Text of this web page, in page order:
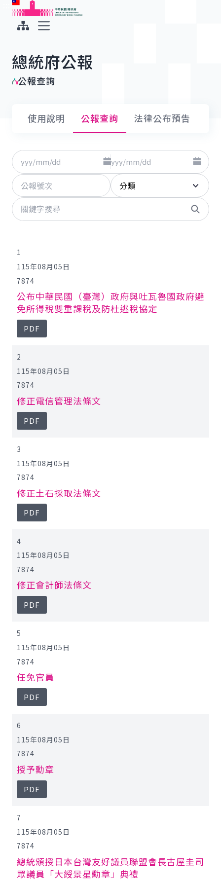
跳到主要內容
中華民國總統府
總統府公報
公報查詢
使用說明 公報查詢 法律公布預告
日期
點擊選擇日期起日
至
點擊選
公報號次
分類
關鍵字
搜尋
1
115年08月05日
7874
公布中華民國（臺灣）政府與吐瓦魯國政府避
免所得稅雙重課稅及防杜逃稅協定
PDF
2
115年08月05日
7874
修正電信管理法條文
PDF
3
115年08月05日
7874
修正土石採取法條文
PDF
4
115年08月05日
7874
修正會計師法條文
PDF
5
115年08月05日
7874
任免官員
PDF
6
115年08月05日
7874
授予勳章
PDF
7
115年08月05日
7874
總統頒授日本台灣友好議員聯盟會長古屋圭司
眾議員「大綬景星勳章」典禮